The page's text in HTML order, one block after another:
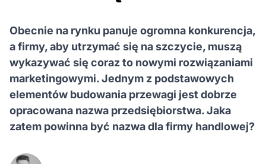
Obecnie na rynku panuje ogromna konkurencja,
a firmy, aby utrzymać się na szczycie, muszą
wykazywać się coraz to nowymi rozwiązaniami
marketingowymi. Jednym z podstawowych
elementów budowania przewagi jest dobrze
opracowana nazwa przedsiębiorstwa. Jaka
zatem powinna być nazwa dla firmy handlowej?